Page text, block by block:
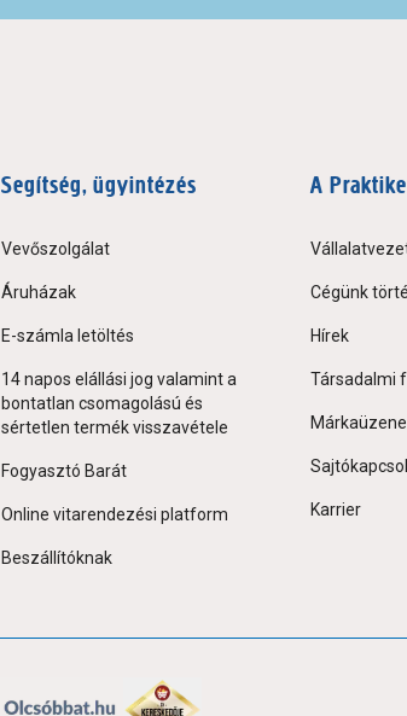
Segítség, ügyintézés
Vevőszolgálat
Áruházak
E-számla letöltés
14 napos elállási jog valamint a
bontatlan csomagolású és
sértetlen termék visszavétele
Fogyasztó Barát
Online vitarendezési platform
Beszállítóknak
A
Cégünk
Hírek
Társadalmi
Karrier